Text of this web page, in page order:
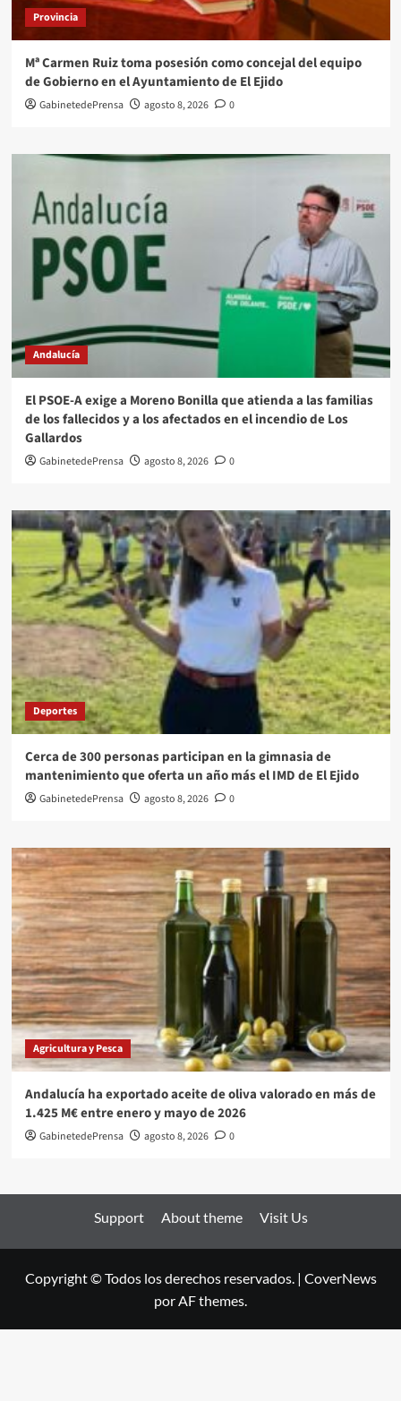
Provincia
Mª Carmen Ruiz toma posesión como concejal del equipo
de Gobierno en el Ayuntamiento de El Ejido
GabinetedePrensa agosto 8, 2026 0
Andalucía
El PSOE-A exige a Moreno Bonilla que atienda a las familias
de los fallecidos y a los afectados en el incendio de Los
Gallardos
GabinetedePrensa agosto 8, 2026 0
Deportes
Cerca de 300 personas participan en la gimnasia de
mantenimiento que oferta un año más el IMD de El Ejido
GabinetedePrensa agosto 8, 2026 0
Agricultura y Pesca
Andalucía ha exportado aceite de oliva valorado en más de
1.425 M€ entre enero y mayo de 2026
GabinetedePrensa agosto 8, 2026 0
Support About theme Visit Us
Copyright © Todos los derechos reservados. | CoverNews
por AF themes.